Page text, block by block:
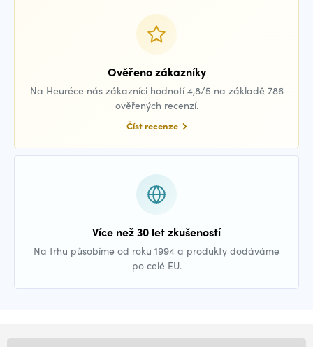
Ověřeno zákazníky
Na Heuréce nás zákazníci hodnotí 4,8/5 na základě 786
ověřených recenzí.
Číst recenze
Více než 30 let zkušeností
Na trhu působíme od roku 1994 a produkty dodáváme
po celé EU.